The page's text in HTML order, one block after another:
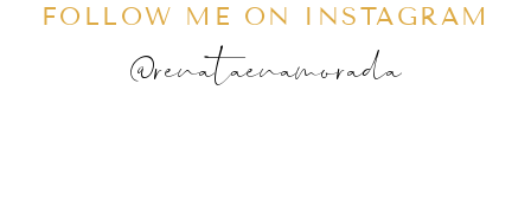
FOLLOW ME ON INSTAGRAM
@renataenamorada